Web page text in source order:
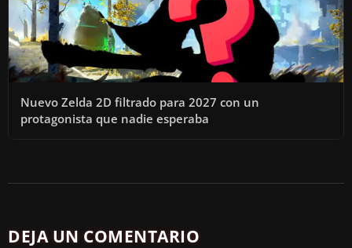
Nuevo Zelda 2D filtrado para 2027 con un
protagonista que nadie esperaba
DEJA UN COMENTARIO